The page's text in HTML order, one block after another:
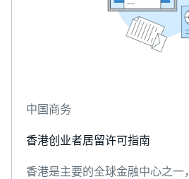
中国商务
香港创业者居留许可指南
香港是主要的全球金融中心之一